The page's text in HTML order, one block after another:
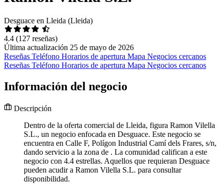
Desguace en Lleida (Lleida)
4.4 (127 reseñas)
Última actualización 25 de mayo de 2026
Reseñas Teléfono Horarios de apertura Mapa Negocios cercanos
Reseñas Teléfono Horarios de apertura Mapa Negocios cercanos
Información del negocio
Descripción
Dentro de la oferta comercial de Lleida, figura Ramon Vilella
S.L., un negocio enfocada en Desguace. Este negocio se
encuentra en Calle F, Polígon Industrial Camí dels Frares, s/n,
dando servicio a la zona de . La comunidad califican a este
negocio con 4.4 estrellas. Aquellos que requieran Desguace
pueden acudir a Ramon Vilella S.L. para consultar
disponibilidad.